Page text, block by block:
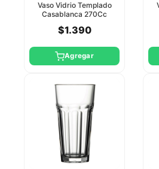
Vaso Vidrio Templado
Casablanca 270Cc
$1.390
Agregar